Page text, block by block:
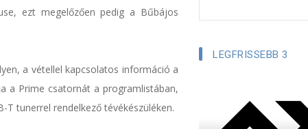
ezt megelőzően pedig a Bűbájos
a vétellel kapcsolatos információ a
a Prime csatornát a programlistában,
tunerrel rendelkező tévékészüléken.
LEGFRISSEBB 3